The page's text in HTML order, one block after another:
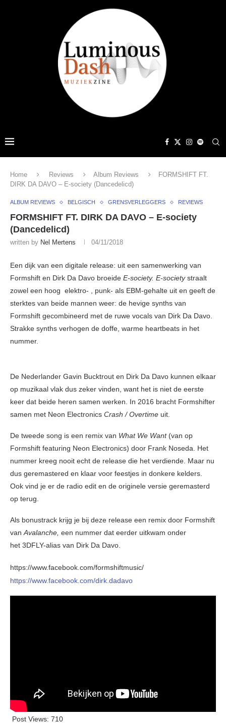
Home Reviews Album Reviews
FORMSHIFT FT.
DIRK DA DAVO – E-society (Dancedelicd)
ALBUM REVIEWS BELGISCH GRENSVERLEGGERS REVIEWS
FORMSHIFT FT. DIRK DA DAVO – E-society
(Dancedelicd)
written by Nel Mertens 04/11/2018
Een dijk van een digitale release: uit een samenwerking van
Formshift en Dirk Da Davo broeide E-society. E-societystraalt
zowel een hoog elektro- , punk- als EBM-gehalte uit en geeft de
sterktes van beide mannen weer: de hevige synths van
Formshift gecombineerd met de ruwe vocals van Dirk Da Davo.
Strakke synths verhogen de doffe, warme heartbeats in het
nummer.
De Nederlander Gavin Bucktrout en Dirk Da Davo kunnen elkaar
op muzikaal vlak dus zeker vinden, want het is niet de eerste
keer dat beide heren samen werken. In 2016 bracht Formshifter
samen met Neon Electronics Crash / Overtime uit.
De tweede song is een remix van What We Want(van op
Formshift featuring Neon Electronics) door Frank Noseda. Het
nummer kreeg nooit echt de release die het verdiende. Maar nu
dus geremastered en klaar voor feestjes in donkere kelders.
Ook vind je er de radio edit en de originele versie geremasterd
op terug.
Als bonustrack krijg je bij deze release een remix door Formshift
vanAvalanche, een nummer dat eerder uitkwam onder
het 3DFLY-alias van Dirk Da Davo.
https://www.facebook.com/formshiftmusic/
https://www.facebook.com/dirk.dadavo
Post Views: 710